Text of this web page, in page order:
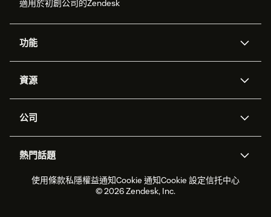
適用於初創公司的Zendesk
功能
Zendesk人工智能
工單處理
即時交談
客戶入口網站
資源
應用程式介面和開發者
客戶案例
合作夥伴
專業服務
公司
職位空缺
可持續發展報告
Zendesk基金會
熱門話題
2026年客戶體驗趨勢
產品最新消息
客戶服務中心工單處理軟件
使用條款私隱權益通知Cookie 通知Cookie 設定信托中心
© 2026 Zendesk, Inc.